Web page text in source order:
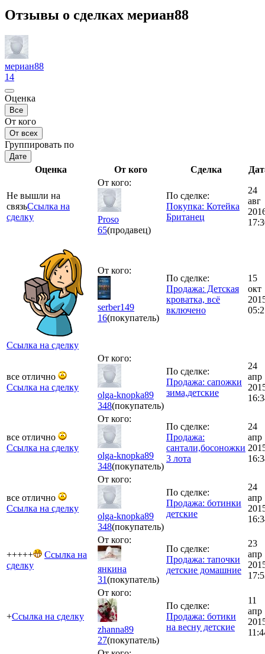
Отзывы о сделках мериан88
мериан88
14
Оценка
Все
От кого
От всех
Группировать по
Дате
Оценка От кого Сделка
Не вышли на
связьСсылка на
сделку
От кого:
Proso
65(продавец)
По сделке:
Покупка: Котейка
Британец
24
авг
Ссылка на сделку
От кого:
serber149
16(покупатель)
По сделке:
Продажа: Детская
кроватка, всё
включено
15
окт
все отлично
Ссылка на сделку
От кого:
olga-knopka89
348(покупатель)
По сделке:
Продажа: сапожки
зима,детские
24
апр
все отлично
Ссылка на сделку
От кого:
olga-knopka89
348(покупатель)
По сделке:
Продажа:
сантали,босоножки
3 лота
24
апр
все отлично
Ссылка на сделку
От кого:
olga-knopka89
348(покупатель)
По сделке:
Продажа: ботинки
детские
24
апр
+++++
Ссылка на
сделку
От кого:
янкина
31(покупатель)
По сделке:
Продажа: тапочки
детские домашние
23
апр
+Ссылка на сделку
От кого:
zhanna89
27(покупатель)
По сделке:
Продажа: ботики
на весну детские
11
апр